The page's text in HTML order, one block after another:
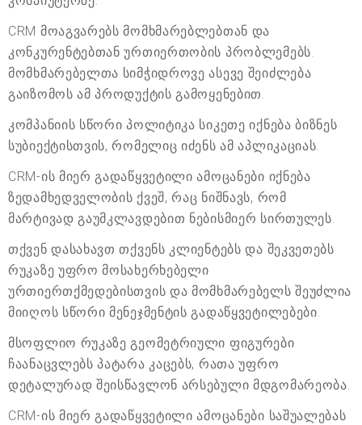
CRM მოაგვარებს მომხმარებლებთან და
კონკურენტებთან ურთიერთობის პრობლემებს.
მომხმარებელთა სიმჭიდროვე ასევე შეიძლება
გაიზომოს ამ პროდუქტის გამოყენებით.
კომპანიის სწორი პოლიტიკა სიკეთე იქნება ბიზნეს
სუბიექტისთვის, რომელიც იძენს ამ აპლიკაციას.
CRM-ის მიერ გადაწყვეტილი ამოცანები იქნება
ზედამხედველობის ქვეშ, რაც ნიშნავს, რომ
მარტივად გაუმკლავდებით ნებისმიერ სირთულეს.
თქვენ დასახავთ თქვენს კლიენტებს და შეკვეთებს
რუკაზე უფრო მოსახერხებელი
ურთიერთქმედებისთვის და მომხმარებელს შეუძლია
მიიღოს სწორი მენეჯმენტის გადაწყვეტილებები.
მსოფლიო რუკაზე გეომეტრიული ფიგურები
ჩაანაცვლებს პატარა კაცებს, რათა უფრო
დეტალურად შეისწავლონ არსებული მდგომარეობა.
CRM-ის მიერ გადაწყვეტილი ამოცანები საშუალებას